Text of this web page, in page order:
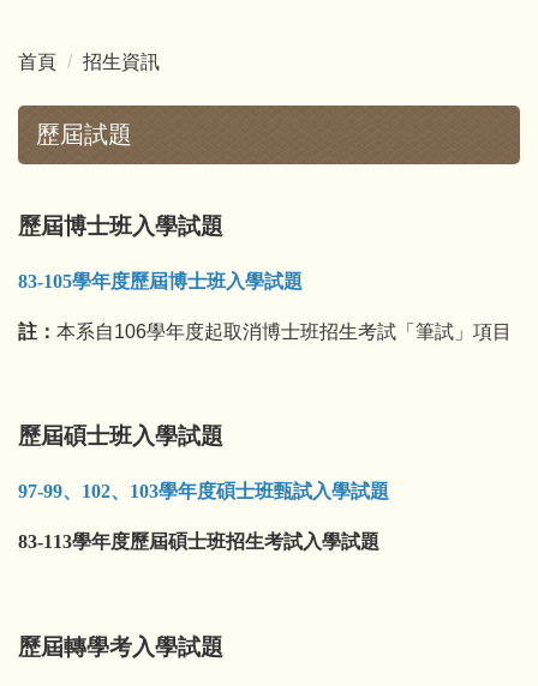
首頁 招生資訊
歷屆試題
歷屆博士班入學試題
83-105學年度歷屆博士班入學試題
註： 本系自106學年度起取消博士班招生考試「筆試」項目
歷屆碩士班入學試題
97-99、102、103學年度碩士班甄試入學試題
83-113學年度歷屆碩士班招生考試入學試題
歷屆轉學考入學試題